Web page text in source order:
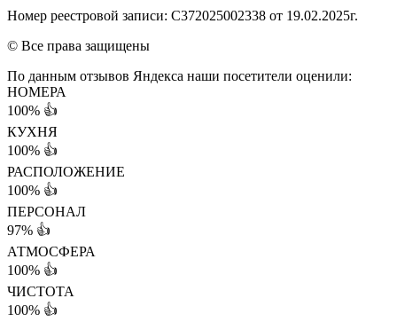
Номер реестровой записи: С372025002338 от 19.02.2025г.
© Все права защищены
По данным отзывов Яндекса наши посетители оценили:
НОМЕРА
100% 👍
КУХНЯ
100% 👍
РАСПОЛОЖЕНИЕ
100% 👍
ПЕРСОНАЛ
97% 👍
АТМОСФЕРА
100% 👍
ЧИСТОТА
100% 👍